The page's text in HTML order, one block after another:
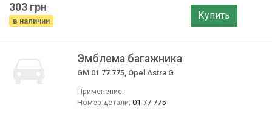
303 грн
в наличии Купить
Эмблема багажника
GM 01 77 775, Opel Astra G
Применение:
Номер детали: 01 77 775